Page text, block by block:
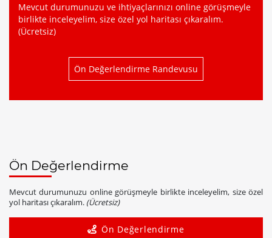
Mevcut durumunuzu ve ihtiyaçlarınızı online görüşmeyle
birlikte inceleyelim, size özel yol haritası çıkaralım.
(Ücretsiz)
Ön Değerlendirme Randevusu
Ön Değerlendirme
Mevcut durumunuzu online görüşmeyle birlikte inceleyelim, size özel
yol haritası çıkaralım. (Ücretsiz)
Ön Değerlendirme